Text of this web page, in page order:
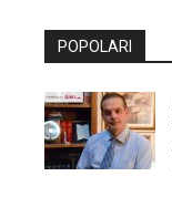
POPOLARI